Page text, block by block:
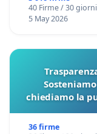
40 Firme / 30 giorni
5 May 2026
chiediamo la
36 firme